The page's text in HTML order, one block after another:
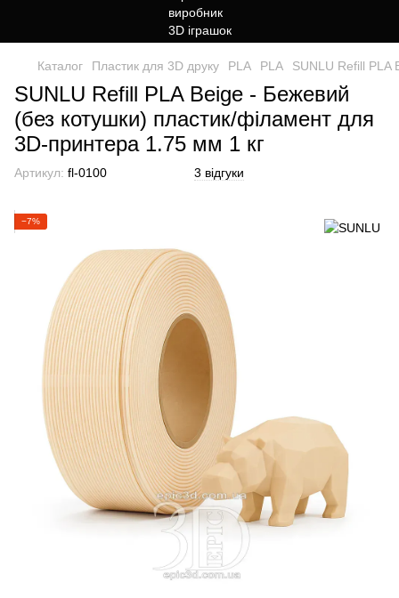
Каталог Пластик для 3D друку PLA PLA SUNLU Refill PLA
SUNLU Refill PLA Beige - Бежевий
(без котушки) пластик/філамент для
3D-принтера 1.75 мм 1 кг
Артикул: fl-0100 3 відгуки
−7%